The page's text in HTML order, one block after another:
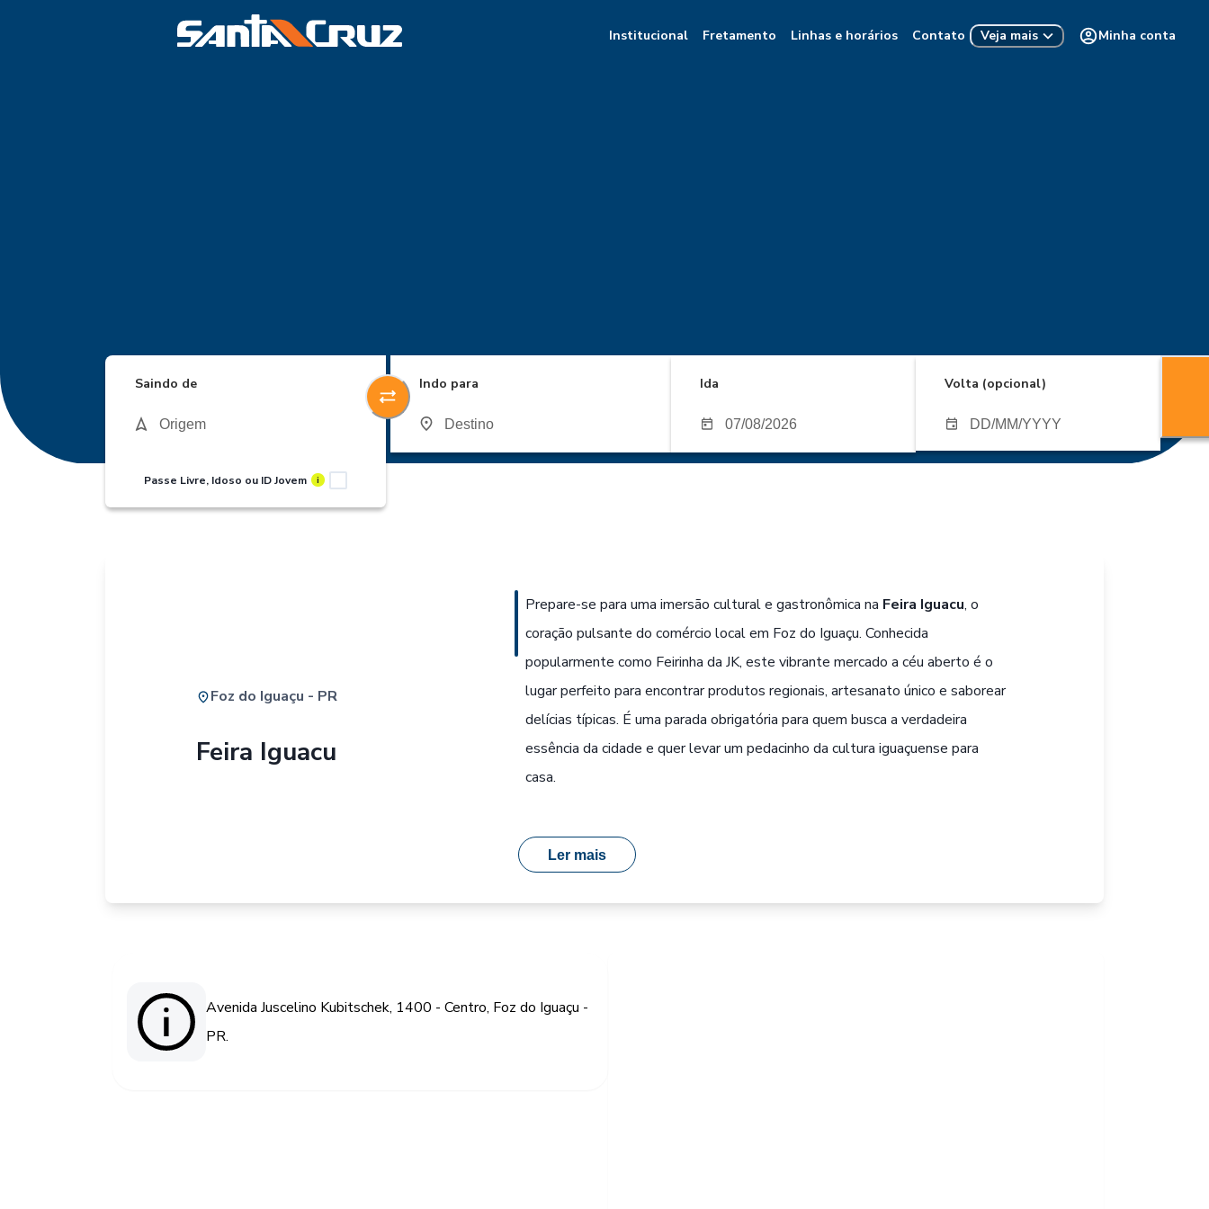
Institucional Fretamento Linhas e horários Contato Veja mais Minha conta
Saindo de
Passe Livre, Idoso ou ID Jovem i
Indo para Ida Volta (opcional)
Foz do Iguaçu - PR
Feira Iguacu
Prepare-se para uma imersão cultural e gastronômica na Feira Iguacu, o
coração pulsante do comércio local em Foz do Iguaçu. Conhecida
popularmente como Feirinha da JK, este vibrante mercado a céu aberto é o
lugar perfeito para encontrar produtos regionais, artesanato único e saborear
delícias típicas. É uma parada obrigatória para quem busca a verdadeira
essência da cidade e quer levar um pedacinho da cultura iguaçuense para
casa.
Ler mais
Avenida Juscelino Kubitschek, 1400 - Centro, Foz do Iguaçu -
PR.